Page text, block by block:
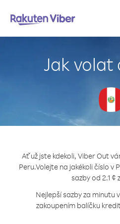
Jak volat
Ať už jste kdekoli, Viber Out
Peru.Volejte na jakékoli číslo v
sazby od 2.1 ¢
Nejlepší sazby za minutu
zakoupením balíčku